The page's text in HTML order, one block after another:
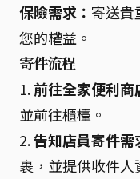
保險需求： 寄送貴
您的權益。
寄件流程
1.前往全家便利商
並前往櫃檯。
2.告知店員寄件需
裹，並提供收件人